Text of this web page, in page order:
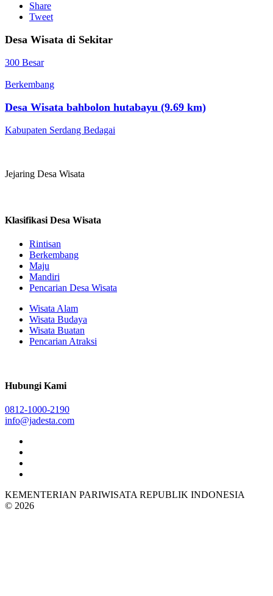
Share
Tweet
Desa Wisata di Sekitar
300 Besar
Berkembang
Desa Wisata bahbolon hutabayu (9.69 km)
Kabupaten Serdang Bedagai
Jejaring Desa Wisata
Klasifikasi Desa Wisata
Rintisan
Berkembang
Maju
Mandiri
Pencarian Desa Wisata
Wisata Alam
Wisata Budaya
Wisata Buatan
Pencarian Atraksi
Hubungi Kami
0812-1000-2190
info@jadesta.com
KEMENTERIAN PARIWISATA REPUBLIK INDONESIA
© 2026